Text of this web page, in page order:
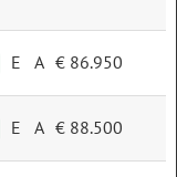
E A € 86.950
E A € 88.500